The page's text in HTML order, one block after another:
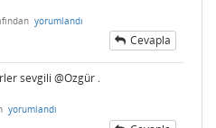
yorumlandı
Cevapla
sevgili @Ozgür .
yorumlandı